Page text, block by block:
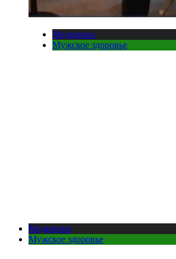
Медицина
Мужское здоровье
Медицина
Мужское здоровье